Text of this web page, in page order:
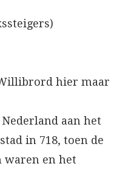
hier maar
aan het
in 718, toen de
waren en het